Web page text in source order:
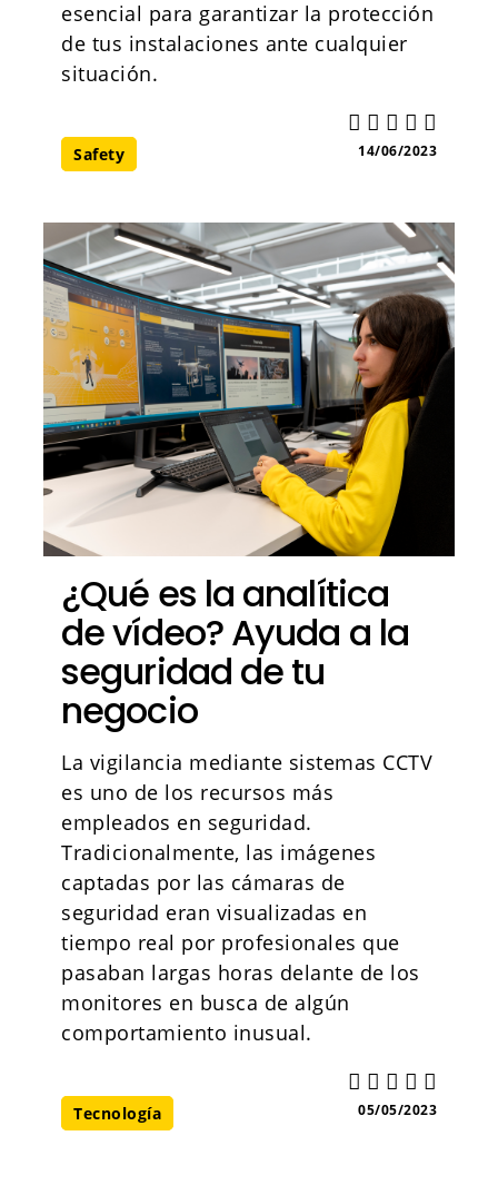
esencial para garantizar la protección
de tus instalaciones ante cualquier
situación.
Safety 14/06/2023
¿Qué es la analítica
de vídeo? Ayuda a la
seguridad de tu
negocio
La vigilancia mediante sistemas CCTV
es uno de los recursos más
empleados en seguridad.
Tradicionalmente, las imágenes
captadas por las cámaras de
seguridad eran visualizadas en
tiempo real por profesionales que
pasaban largas horas delante de los
monitores en busca de algún
comportamiento inusual.
Tecnología 05/05/2023